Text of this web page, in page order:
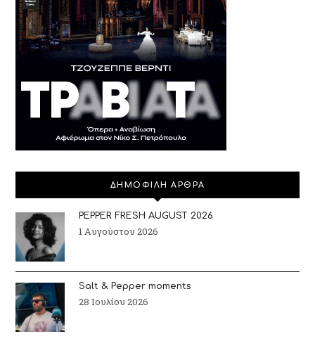
ΔΗΜΟΦΙΛΗ ΑΡΘΡΑ
PEPPER FRESH AUGUST 2026
1 Αυγούστου 2026
Salt & Pepper moments
28 Ιουλίου 2026